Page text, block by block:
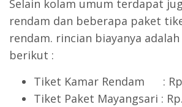
Selain kolam umum terdapat
rendam dan beberapa paket
rendam. rincian biayanya
berikut :
Tiket Kamar Rendam :
Tiket Paket Mayangsari :